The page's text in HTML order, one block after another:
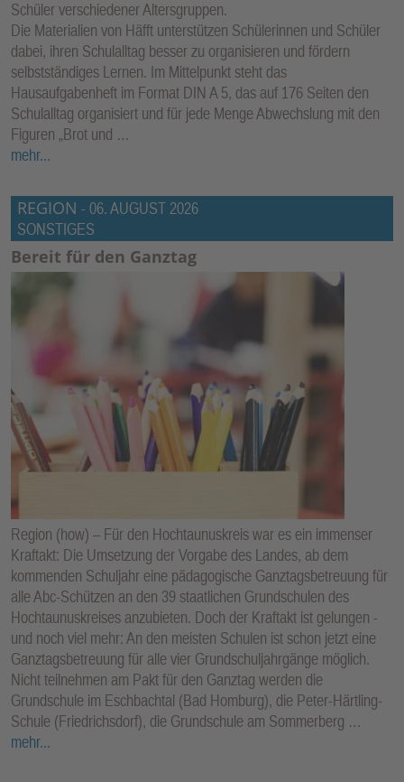
Schüler verschiedener Altersgruppen.
Die Materialien von Häfft unterstützen Schülerinnen und Schüler
dabei, ihren Schulalltag besser zu organisieren und fördern
selbstständiges Lernen. Im Mittelpunkt steht das
Hausaufgabenheft im Format DIN A 5, das auf 176 Seiten den
Schulalltag organisiert und für jede Menge Abwechslung mit den
Figuren „Brot und …
mehr...
REGION - 06. AUGUST 2026
SONSTIGES
Bereit für den Ganztag
Region (how) – Für den Hochtaunuskreis war es ein immenser
Kraftakt: Die Umsetzung der Vorgabe des Landes, ab dem
kommenden Schuljahr eine pädagogische Ganztagsbetreuung für
alle Abc-Schützen an den 39 staatlichen Grundschulen des
Hochtaunuskreises anzubieten. Doch der Kraftakt ist gelungen -
und noch viel mehr: An den meisten Schulen ist schon jetzt eine
Ganztagsbetreuung für alle vier Grundschuljahrgänge möglich.
Nicht teilnehmen am Pakt für den Ganztag werden die
Grundschule im Eschbachtal (Bad Homburg), die Peter-Härtling-
Schule (Friedrichsdorf), die Grundschule am Sommerberg …
mehr...